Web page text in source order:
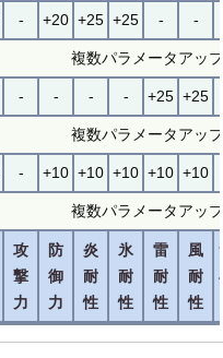
攻
撃
力
防
御
力
炎
耐
性
氷
耐
性
雷
耐
性
風
耐
性
- +20 +25 +25 - -
複数パラメータアップ
- - - - +25 +25
複数パラメータアップ
- +10 +10 +10 +10 +10
複数パラメータアップ